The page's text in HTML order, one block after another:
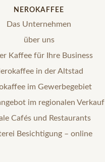
NEROKAFFEE
Das Unternehmen
über uns
Kaffee für Ihre Business
in der Altstad
im Gewerbegebiet
im regionalen Verkauf
Cafés und Restaurants
Besichtigung – online